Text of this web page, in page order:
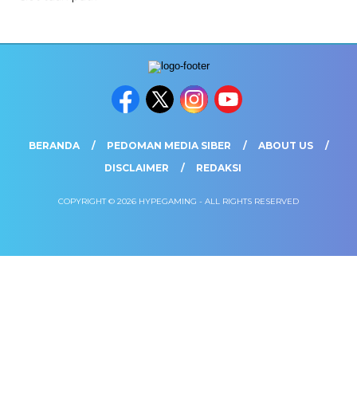
BERANDA PEDOMAN MEDIA SIBER
ABOUT US
DISCLAIMER
REDAKSI
COPYRIGHT © 2026 HYPEGAMING - ALL RIGHTS RESERVED